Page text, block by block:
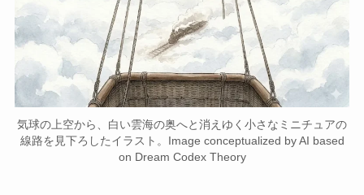
気球の上空から、白い雲海の奥へと消えゆく小さなミニチュアの
線路を見下ろしたイラスト。Image conceptualized by AI based
on Dream Codex Theory